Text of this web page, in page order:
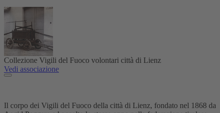
Collezione Vigili del Fuoco volontari città di Lienz
Vedi associazione
Il corpo dei Vigili del Fuoco della città di Lienz, fondato nel 1868 da